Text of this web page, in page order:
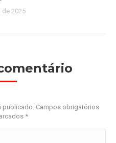
de 2025
publicado. Campos obrigatórios
*